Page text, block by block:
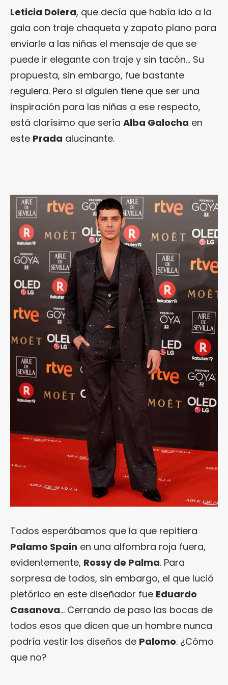
Leticia Dolera, que decía que había ido a la
gala con traje chaqueta y zapato plano para
enviarle a las niñas el mensaje de que se
puede ir elegante con traje y sin tacón… Su
propuesta, sin embargo, fue bastante
regulera. Pero si alguien tiene que ser una
inspiración para las niñas a ese respecto,
está clarísimo que sería Alba Galocha en
este Prada alucinante.
Todos esperábamos que la que repitiera
Palamo Spain en una alfombra roja fuera,
evidentemente, Rossy de Palma. Para
sorpresa de todos, sin embargo, el que lució
pletórico en este diseñador fue Eduardo
Casanova… Cerrando de paso las bocas de
todos esos que dicen que un hombre nunca
podría vestir los diseños de Palomo. ¿Cómo
que no?